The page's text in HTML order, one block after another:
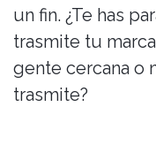
un fin. ¿Te has
trasmite tu
gente cercana o
trasmite?